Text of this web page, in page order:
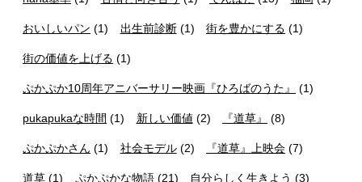
おいしいパン (1) 出生前診断(1) 街を豊かにする (1)
街の価値を上げる (1)
ぷかぷか10周年アニバーサリー映画『ひろばのうた』 (1)
pukapukaな時間 (1) 新しい価値 (2) 『道草』 (8)
ぷかぷかさん (1) 社会モデル(2) 『道草』上映会 (7)
道草 (1) ぷかぷかな物語(21) 自分らしく生きよう (3)